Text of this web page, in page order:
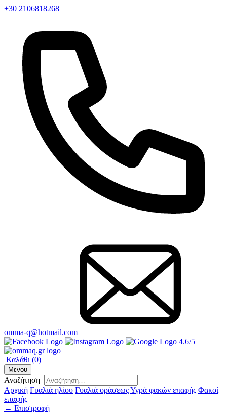
+30 2106818268
omma-q@hotmail.com
4.6/5
Καλάθι (0)
Μενου
Αναζήτηση
Αρχική Γυαλιά ηλίου Γυαλιά οράσεωςΥγρά φακών επαφής Φακοί
επαφής
← Επιστροφή